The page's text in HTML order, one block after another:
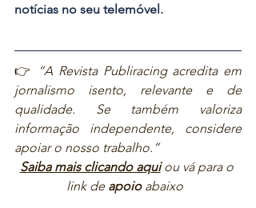
notícias no seu telemóvel.
👉
“A Revista Publiracing acredita em
jornalismo isento, relevante e de
qualidade. Se também valoriza
informação independente, considere
apoiar o nosso trabalho.”
Saiba mais clicando aqui ou vá para o
link de apoio abaixo